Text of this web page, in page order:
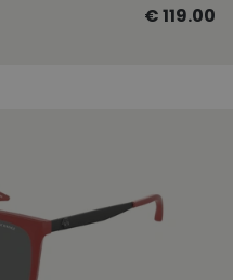
€ 119.00